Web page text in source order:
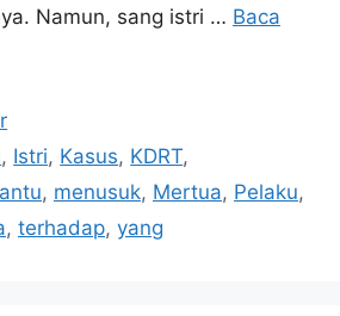
Namun, sang istri … Baca
, Istri, Kasus, KDRT,
, menusuk, Mertua, Pelaku,
, terhadap, yang